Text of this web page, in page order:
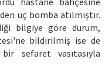
üç bomba atılmıştır.
bilgiye göre durum,
bildirilmiş ise de
sefaret vasıtasıyla